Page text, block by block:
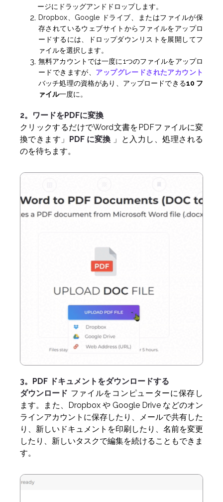
ージにドラッグアンドドロップします。
Dropbox、Google ドライブ、またはファイルが保
存されているウェブサイトからファイルをアップロ
ードするには、ドロップダウンリストを展開してフ
ァイルを選択します。
無料アカウントでは一度に1つのファイルをアップロ
ードできますが、 アップグレードされたアカウント
バッチ処理の資格があり、アップロードできる10 フ
ァイル一度に。
2。ワードをPDFに変換
クリックするだけでWord文書をPDFファイルに変
換できます」 PDF に変換 」と入力し、処理される
のを待ちます。
3。PDF ドキュメントをダウンロードする
ダウンロード ファイルをコンピューターに保存し
ます。また、Dropbox や Google Drive などのオン
ラインアカウントに保存したり、メールで共有した
り、新しいドキュメントを印刷したり、名前を変更
したり、新しいタスクで編集を続けることもできま
す。